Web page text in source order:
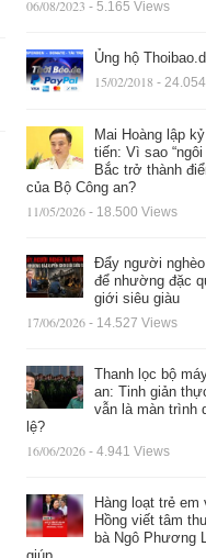
06/08/2023 - 5.165 Views
Ủng hộ
15/02/2018 -
Mai Hoàng lập
tiến: Vì sao “ngôi
Bắc trở thành
của Bộ Công an?
11/05/2026 - 18.500 Views
Đẩy người
để nhường đặc
giới siêu giàu
17/06/2026 - 14.527 Views
Thanh lọc bộ
an: Tinh giản
vẫn là màn trình
lệ?
16/06/2026 - 4.941 Views
Hàng loạt trẻ em
Hồng viết tâm
bà Ngô Phương